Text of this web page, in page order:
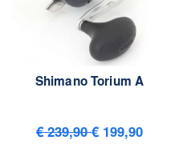
Shimano Torium A
€ 239,90€ 199,90